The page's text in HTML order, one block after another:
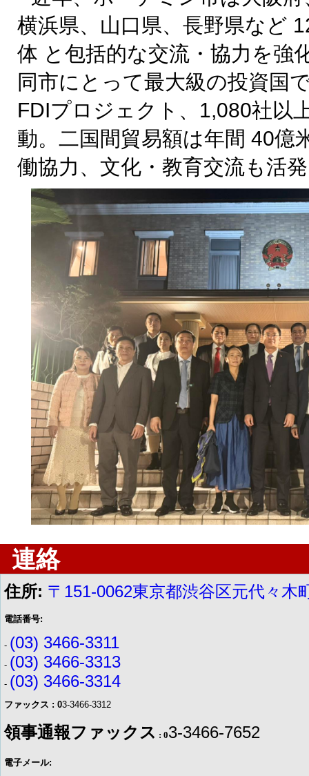
横浜県、山口県、長野県など
体 と包括的な交流・協力を強
同市にとって最大級の投資国
FDIプロジェクト、1,080社以
動。二国間貿易額は年間 40億
働協力、文化・教育交流も活
連絡
住所: 〒151-0062東京都渋谷区元代々木
電話番号:
- (03) 3466-3311
- (03) 3466-3313
- (03) 3466-3314
ファックス : 03-3466-3312
領事通報ファックス : 03-3466-7652
電子メール: